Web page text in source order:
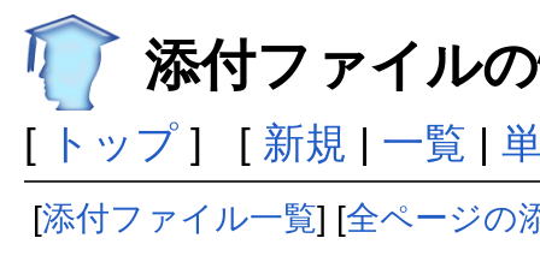
添付ファイル
[ トップ] [ 新規 | 一覧 |
[添付ファイル一覧] [全ページの